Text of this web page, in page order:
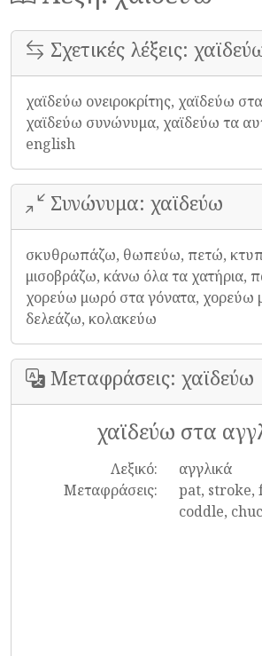
Σχετικές λέξεις:
χαϊδεύω ονειροκρίτης, χαϊδεύω
χαϊδεύω συνώνυμα, χαϊδεύω τα
english
Συνώνυμα: χαϊδεύω
σκυθρωπάζω, θωπεύω, πετώ,
μισοβράζω, κάνω όλα τα χατήρια,
χορεύω μωρό στα γόνατα, χορεύω
δελεάζω, κολακεύω
Μεταφράσεις: χαϊδεύω
χαϊδεύω στα
Λεξικό:
αγγλικά
Μεταφράσεις:
pat, stroke,
coddle,